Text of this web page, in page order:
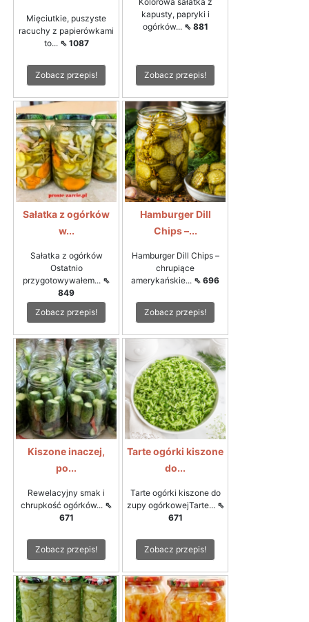
Mięciutkie, puszyste
racuchy z papierówkami
to... ⇖ 1087
Zobacz przepis!
kapusty, papryki i
ogórków... ⇖ 881
Zobacz przepis!
Sałatka z ogórków
w...
Sałatka z ogórków
Ostatnio
przygotowywałem... ⇖
849
Zobacz przepis!
Hamburger Dill
Chips –...
Hamburger Dill Chips –
chrupiące
amerykańskie... ⇖ 696
Zobacz przepis!
Kiszone inaczej,
po...
Rewelacyjny smak i
chrupkość ogórków... ⇖
671
Zobacz przepis!
Tarte ogórki kiszone
do...
Tarte ogórki kiszone do
zupy ogórkowejTarte... ⇖
671
Zobacz przepis!